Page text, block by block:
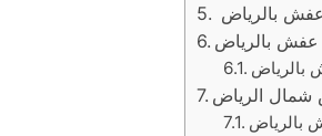
بالرياض
بالرياض
بالرياض
الرياض
بالرياض